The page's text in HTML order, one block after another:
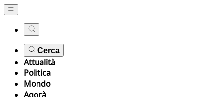
Cerca
Attualità
Politica
Mondo
Agorà